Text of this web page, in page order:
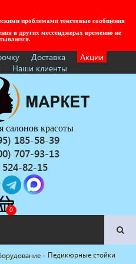
проблемами текстовые сообщения
в других мессенджерах временно не
Доставка
Акции
Наши клиенты
салонов красоты
185-58-39
707-93-13
82-15
Педикюрные стойки